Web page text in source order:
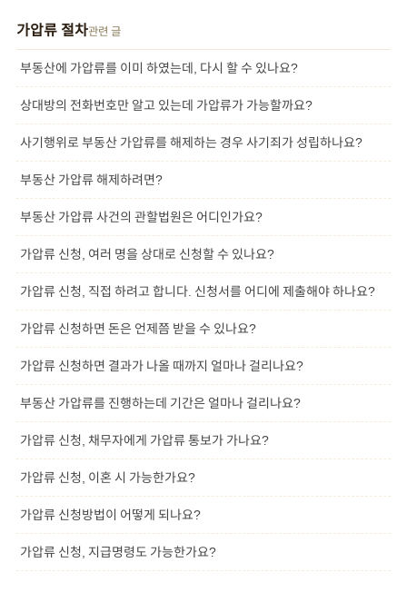
가압류 절차관련 글
부동산에 가압류를 이미 하였는데, 다시 할 수 있나요?
상대방의 전화번호만 알고 있는데 가압류가 가능할까요?
사기행위로 부동산 가압류를 해제하는 경우 사기죄가 성립하나요?
부동산 가압류 해제하려면?
부동산 가압류 사건의 관할법원은 어디인가요?
가압류 신청, 여러 명을 상대로 신청할 수 있나요?
가압류 신청, 직접 하려고 합니다. 신청서를 어디에 제출해야 하나요?
가압류 신청하면 돈은 언제쯤 받을 수 있나요?
가압류 신청하면 결과가 나올 때까지 얼마나 걸리나요?
부동산 가압류를 진행하는데 기간은 얼마나 걸리나요?
가압류 신청, 채무자에게 가압류 통보가 가나요?
가압류 신청, 이혼 시 가능한가요?
가압류 신청방법이 어떻게 되나요?
가압류 신청, 지급명령도 가능한가요?